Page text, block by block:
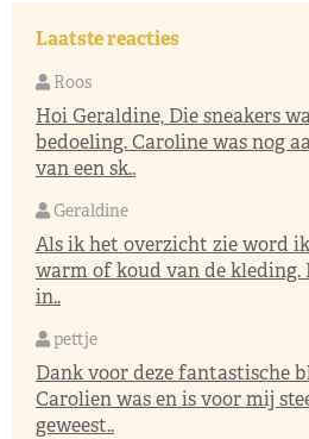
Laatste reacties
Roos
Hoi Geraldine, Die sneakers
bedoeling. Caroline was nog
van een sk..
Geraldine
Als ik het overzicht zie word
warm of koud van de kleding.
in..
pettje
Dank voor deze fantastische
Carolien was en is voor mij
geweest..